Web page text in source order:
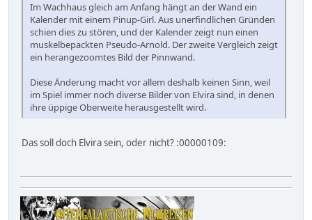
Im Wachhaus gleich am Anfang hängt an der Wand ein
Kalender mit einem Pinup-Girl. Aus unerfindlichen Gründen
schien dies zu stören, und der Kalender zeigt nun einen
muskelbepackten Pseudo-Arnold. Der zweite Vergleich zeigt
ein herangezoomtes Bild der Pinnwand.
Diese Änderung macht vor allem deshalb keinen Sinn, weil
im Spiel immer noch diverse Bilder von Elvira sind, in denen
ihre üppige Oberweite herausgestellt wird.
Das soll doch Elvira sein, oder nicht? :00000109: